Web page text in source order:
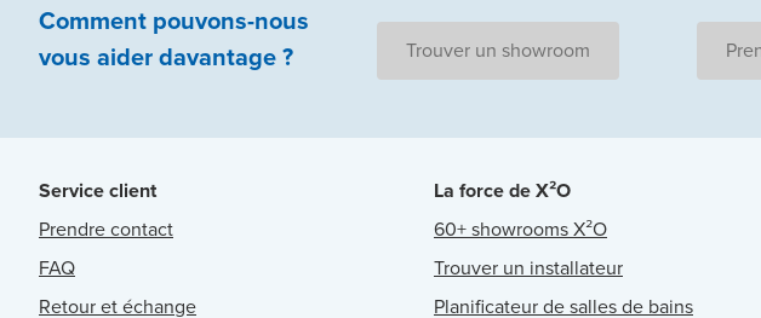
Comment pouvons-nous
vous aiderdavantage ? Trouver un showroom
Service client
Prendre contact
FAQ
Retour et échange
La force de X²O
60+ showrooms X²O
Trouver un installateur
Planificateur de salles de bains